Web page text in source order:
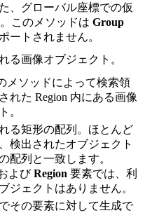
、グローバル座標での仮
このメソッドは Group
ートされません。
る画像オブジェクト。
メソッドによって検索領
れた Region 内にある画像
。
る矩形の配列。ほとんど
検出されたオブジェクト
配列と一致します。
よびRegion 要素では、利
ジェクトはありません。
その要素に対して生成で